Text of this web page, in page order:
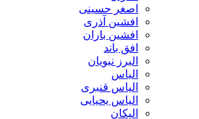
اصغر حسینی
افشین آذری
افشین باران
افق باند
البرز نبویان
الیاس قنبرى
الیاس یحیایی